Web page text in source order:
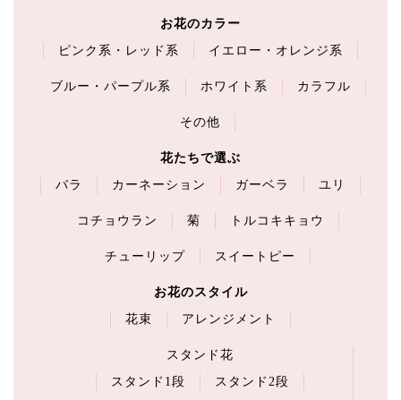
お花のカラー
ピンク系・レッド系
イエロー・オレンジ系
ブルー・パープル系 ホワイト系 カラフル
その他
花たちで選ぶ
バラ
カーネーション ガーベラ ユリ
コチョウラン 菊 トルコキキョウ
チューリップ スイートピー
お花のスタイル
花束
アレンジメント
スタンド花
スタンド1段
スタンド2段